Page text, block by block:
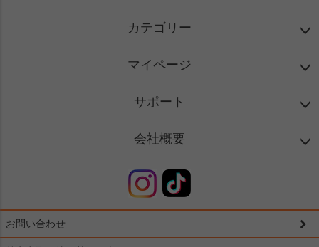
カテゴリー
マイページ
サポート
会社概要
お問い合わせ